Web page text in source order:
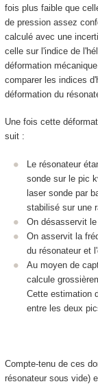
fois plus faible que
de pression assez
calculé avec une
celle sur l'indice de
déformation
comparer les indices
déformation du
Une fois cette
suit :
Le résonateur
sonde sur le pic k
laser sonde par
stabilisé sur une
On désasservit
On asservit la
du résonateur et
Au moyen de
calcule
Cette estimation
entre les deux
Compte-tenu de ces
résonateur sous vide)